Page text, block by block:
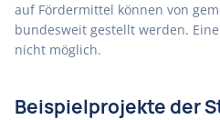
auf Fördermittel können von
bundesweit gestellt werden.
nicht möglich.
Beispielprojekte der